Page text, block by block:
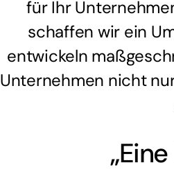
für Ihr
schaffen wir ein
entwickeln
Unternehmen nicht